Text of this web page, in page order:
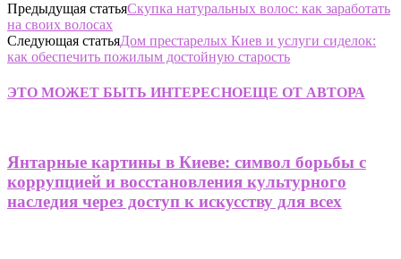
Предыдущая статьяСкупка натуральных волос: как заработать
на своих волосах
Следующая статьяДом престарелых Киев и услуги сиделок:
как обеспечить пожилым достойную старость
ЭТО МОЖЕТ БЫТЬ ИНТЕРЕСНОЕЩЕ ОТ АВТОРА
Янтарные картины в Киеве: символ борьбы с
коррупцией и восстановления культурного
наследия через доступ к искусству для всех